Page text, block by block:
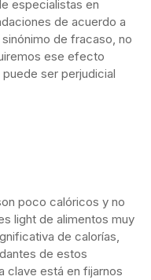
especialistas en
de acuerdo a
de fracaso, no
ese efecto
ser perjudicial
poco calóricos y no
light de alimentos muy
de calorías,
de estos
clave está en fijarnos